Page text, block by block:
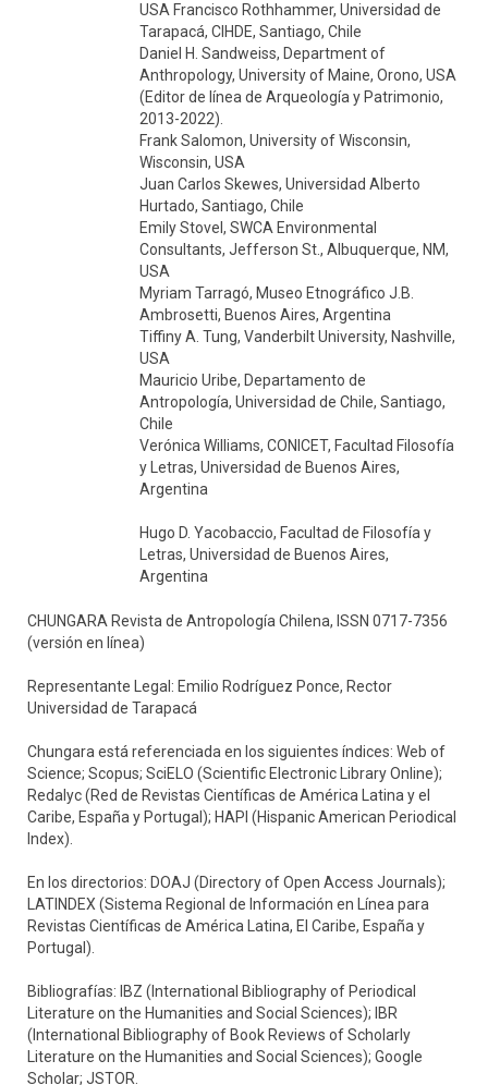
USA Francisco Rothhammer, Universidad de
Tarapacá, CIHDE, Santiago, Chile
Daniel H. Sandweiss, Department of
Anthropology, University of Maine, Orono, USA
(Editor de línea de Arqueología y Patrimonio,
2013-2022).
Frank Salomon, University of Wisconsin,
Wisconsin, USA
Juan Carlos Skewes, Universidad Alberto
Hurtado, Santiago, Chile
Emily Stovel, SWCA Environmental
Consultants, Jefferson St., Albuquerque, NM,
USA
Myriam Tarragó, Museo Etnográfico J.B.
Ambrosetti, Buenos Aires, Argentina
Tiffiny A. Tung, Vanderbilt University, Nashville,
USA
Mauricio Uribe, Departamento de
Antropología, Universidad de Chile, Santiago,
Chile
Verónica Williams, CONICET, Facultad Filosofía
y Letras, Universidad de Buenos Aires,
Argentina
Hugo D. Yacobaccio, Facultad de Filosofía y
Letras, Universidad de Buenos Aires,
Argentina
CHUNGARA Revista de Antropología Chilena, ISSN 0717-7356
(versión en línea)
Representante Legal: Emilio Rodríguez Ponce, Rector
Universidad de Tarapacá
Chungara está referenciada en los siguientes índices: Web of
Science; Scopus; SciELO (Scientific Electronic Library Online);
Redalyc (Red de Revistas Científicas de América Latina y el
Caribe, España y Portugal); HAPI (Hispanic American Periodical
Index).
En los directorios: DOAJ (Directory of Open Access Journals);
LATINDEX (Sistema Regional de Información en Línea para
Revistas Científicas de América Latina, El Caribe, España y
Portugal).
Bibliografías: IBZ (International Bibliography of Periodical
Literature on the Humanities and Social Sciences); IBR
(International Bibliography of Book Reviews of Scholarly
Literature on the Humanities and Social Sciences); Google
Scholar; JSTOR.